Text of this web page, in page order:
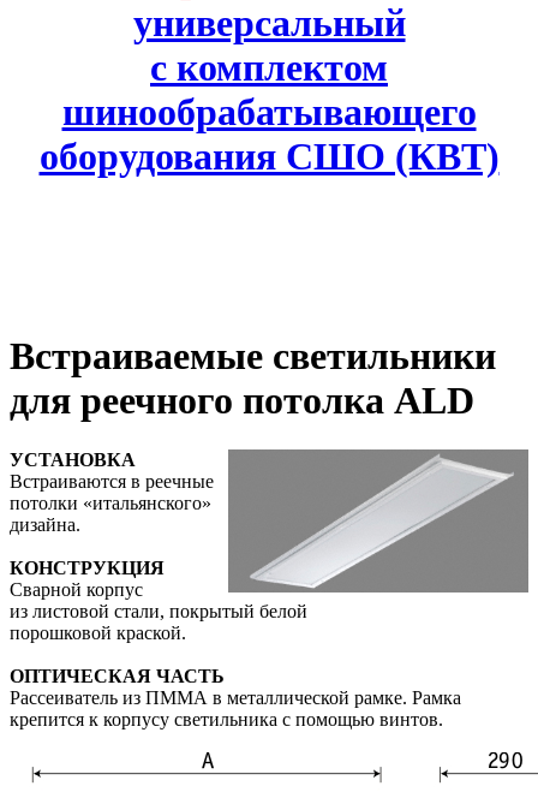
универсальный
с комплектом
шинообрабатывающего
оборудования СШО (КВТ)
Встраиваемые светильники
для реечного потолка ALD
УСТАНОВКА
Встраиваются в реечные
потолки «итальянского»
дизайна.
КОНСТРУКЦИЯ
Сварной корпус
из листовой стали, покрытый белой
порошковой краской.
ОПТИЧЕСКАЯ ЧАСТЬ
Рассеиватель из ПММА в металлической рамке. Рамка
крепится к корпусу светильника с помощью винтов.